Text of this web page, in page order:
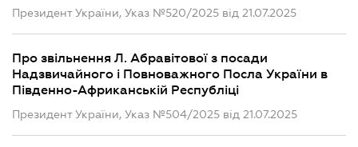
Президент України, Указ №520/2025 від 21.07.2025
Про звільнення Л. Абравітової з посади
Надзвичайного і Повноважного Посла України в
Південно-Африканській Республіці
Президент України, Указ №504/2025 від 21.07.2025